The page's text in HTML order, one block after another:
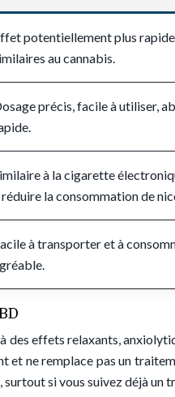
potentiellement plus
au cannabis.
précis, facile à utiliser,
à la cigarette
réduire la consommation de
à transporter et à
des effets relaxants,
et ne remplace pas un
surtout si vous suivez déjà un